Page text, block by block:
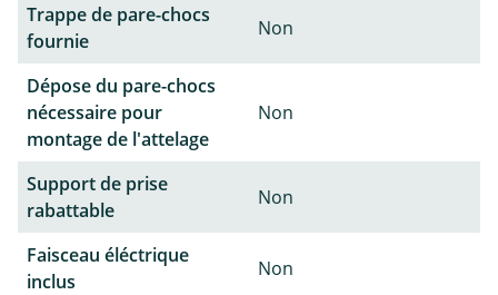
Trappe de pare-chocs
fournie
Non
Dépose du pare-chocs
nécessaire pour
montage de l'attelage
Non
Support de prise
rabattable
Non
Faisceau éléctrique
inclus
Non